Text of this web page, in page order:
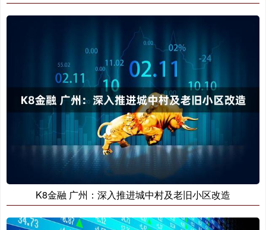
K8金融 广州：深入推进城中村及老旧小区改造